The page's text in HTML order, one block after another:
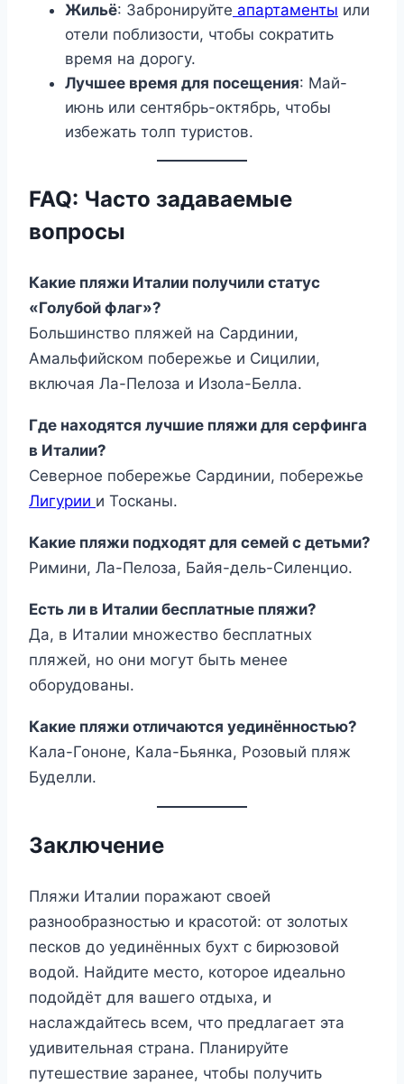
Жильё: Забронируйте апартаменты или
отели поблизости, чтобы сократить
время на дорогу.
Лучшее время для посещения: Май-
июнь или сентябрь-октябрь, чтобы
избежать толп туристов.
FAQ: Часто задаваемые
вопросы
Какие пляжи Италии получили статус
«Голубой флаг»?
Большинство пляжей на Сардинии,
Амальфийском побережье и Сицилии,
включая Ла-Пелоза и Изола-Белла.
Где находятся лучшие пляжи для серфинга
в Италии?
Северное побережье Сардинии, побережье
Лигурии и Тосканы.
Какие пляжи подходят для семей с детьми?
Римини, Ла-Пелоза, Байя-дель-Силенцио.
Есть ли в Италии бесплатные пляжи?
Да, в Италии множество бесплатных
пляжей, но они могут быть менее
оборудованы.
Какие пляжи отличаются уединённостью?
Кала-Гононе, Кала-Бьянка, Розовый пляж
Буделли.
Заключение
Пляжи Италии поражают своей
разнообразностью и красотой: от золотых
песков до уединённых бухт с бирюзовой
водой. Найдите место, которое идеально
подойдёт для вашего отдыха, и
наслаждайтесь всем, что предлагает эта
удивительная страна. Планируйте
путешествие заранее, чтобы получить